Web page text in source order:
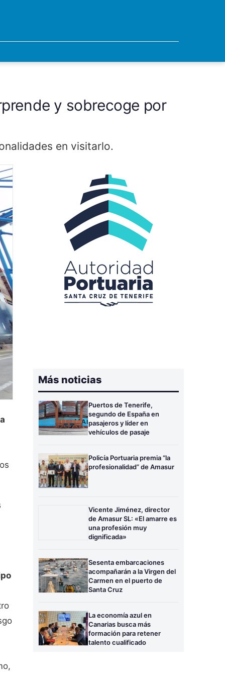
y sobrecoge por
en visitarlo.
Más noticias
Puertos de Tenerife,
segundo de España en
pasajeros y líder en
vehículos de pasaje
Policía Portuaria premia “la
profesionalidad” de Amasur
Vicente Jiménez, director
de Amasur SL: «El amarre es
una profesión muy
dignificada»
Sesenta embarcaciones
acompañarán a la Virgen del
Carmen en el puerto de
Santa Cruz
La economía azul en
Canarias busca más
formación para retener
talento cualificado